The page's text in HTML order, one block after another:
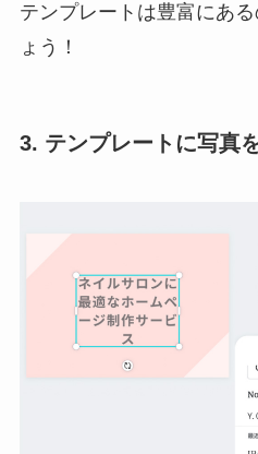
テンプレートは豊富にあ
ょう！
3. テンプレートに写真